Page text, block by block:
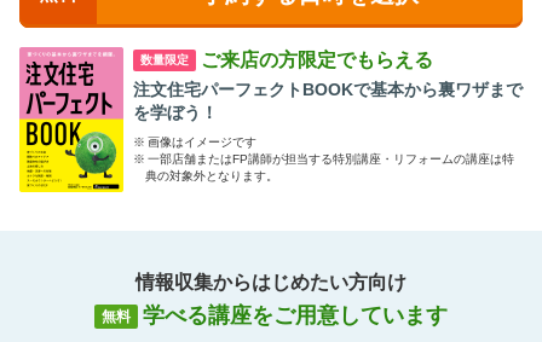
情報まで、
インターネットや情報誌、住宅展示場ではわからないことも中立
的な立場でお話しています。
皆様の家づくりの第一歩が、スムーズ且つ効率的にスタートでき
るように
アドバイザー一同、サポートさせていただきます。
皆様のお越しを心よりお待ちしております＾＾
数量限定 ご来店の方限定でもらえる
注文住宅パーフェクトBOOKで基本から裏ワザまで
を学ぼう！
※ 画像はイメージです
※ 一部店舗またはFP講師が担当する特別講座・リフォームの講座は特
典の対象外となります。
情報収集からはじめたい方向け
無料 学べる講座をご用意しています